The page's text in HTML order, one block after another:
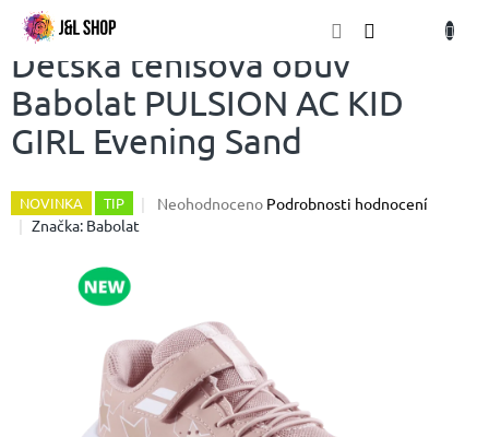
Přejít
obsah
Dětská tenisová obuv
Babolat PULSION AC KID
GIRL Evening Sand
NOVINKA TIP
Průměrné
hvězdiček.
Neohodnoceno Podrobnosti hodnocení
Značka: Babolat